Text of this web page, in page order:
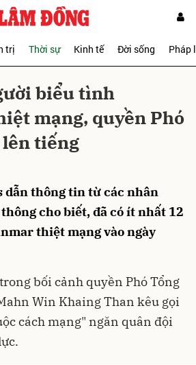
trị Thời sự Kinh tế Đời sống Pháp
biểu tình
mạng, quyền Phó
tiếng
dẫn thông tin từ các nhân
cho biết, đã có ít nhất 12
thiệt mạng vào ngày
bối cảnh quyền Phó Tổng
Win Khaing Than kêu gọi
cách mạng" ngăn quân đội
Hủy Gửi